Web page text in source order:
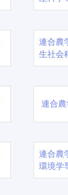
連合農
生社会
連合
連合農
環境学